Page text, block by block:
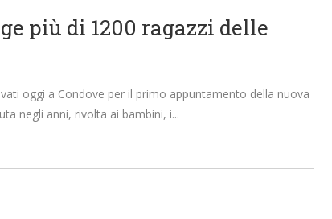
più di 1200 ragazzi delle
oggi a Condove per il primo appuntamento della nuova
negli anni, rivolta ai bambini, i